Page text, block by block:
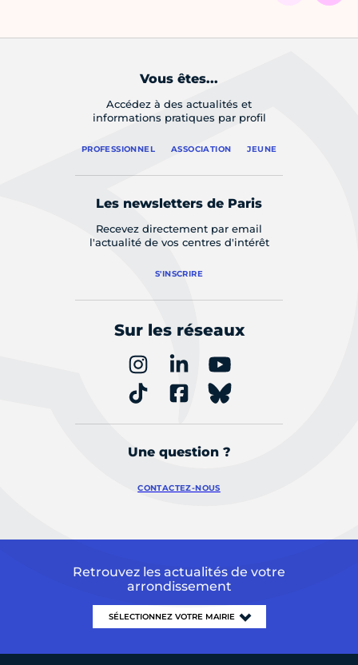
Vous êtes...
Accédez à des actualités et
informations pratiques par profil
PROFESSIONNEL ASSOCIATION JEUNE
Les newsletters de Paris
Recevez directement par email
l'actualité de vos centres d'intérêt
S'INSCRIRE
Sur les réseaux
Une question ?
CONTACTEZ-NOUS
Retrouvez les actualités de votre
arrondissement